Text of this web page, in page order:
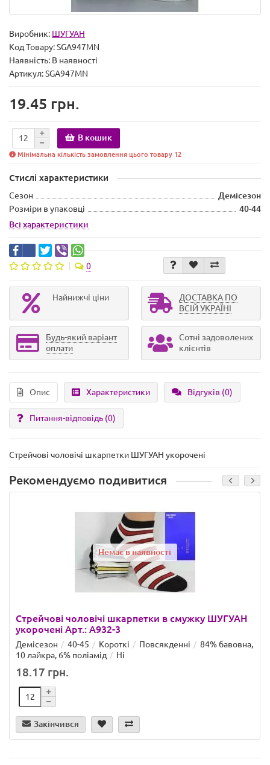
Виробник: ШУГУАН
Код Товару:SGA947MN
Наявність: В наявності
Артикул: SGA947MN
19.45 грн.
В кошик
Мінімальна кількість замовлення цього товару 12
Стислі характеристики
Сезон
Демісезон
Розміри в упаковці
40-44
Всі характеристики
0
Найнижчі ціни
ДОСТАВКА ПО
ВСІЙ УКРАЇНІ
Будь-який варіант
оплати
Сотні задоволених
клієнтів
Опис Характеристики Відгуків (0)
Питання-відповідь (0)
Стрейчові чоловічі шкарпетки ШУГУАН укорочені
Рекомендуємо подивитися
Немає в наявності
Стрейчові чоловічі шкарпетки в смужку ШУГУАН
укорочені Арт.: A932-3
Демісезон 40-45 Короткі Повсякденні
84% бавовна,
10 лайкра, 6% поліамід
Ні
18.17 грн.
Закінчився